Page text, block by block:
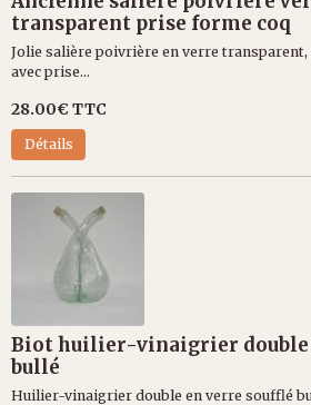
transparent prise forme coq
Jolie salière poivrière en verre transparent,
avec prise...
28.00€ TTC
Détails
Biot huilier-vinaigrier double
bullé
Huilier-vinaigrier double en verre soufflé